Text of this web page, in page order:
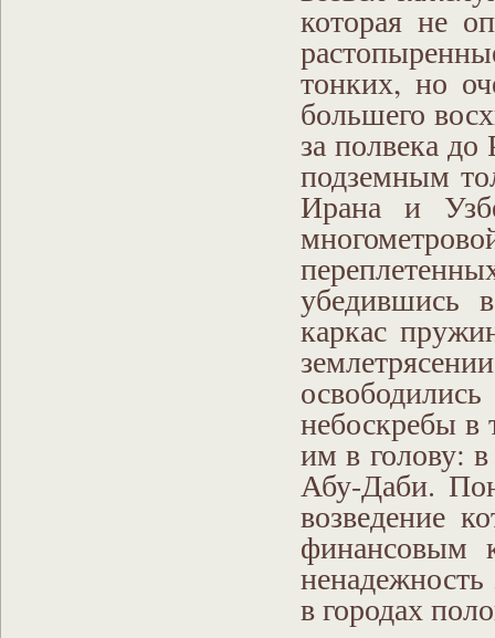
которая не
тонких, но
большего
за полвека
подземным
Ирана и
убедившись
каркас
небоскребы в
им в голову:
Абу-Даби.
возведение
финансовым
в городах